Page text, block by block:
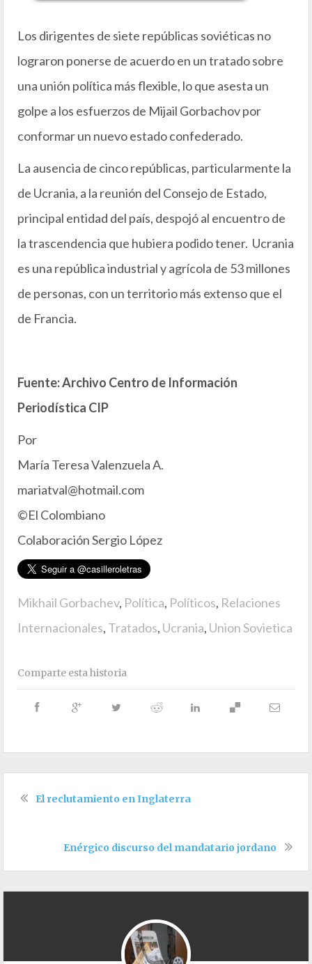
Los dirigentes de siete repúblicas soviéticas no
lograron ponerse de acuerdo en un tratado sobre
una unión política más flexible, lo que asesta un
golpe a los esfuerzos de Mijail Gorbachov por
conformar un nuevo estado confederado.
La ausencia de cinco repúblicas, particularmente la
de Ucrania, a la reunión del Consejo de Estado,
principal entidad del país, despojó al encuentro de
la trascendencia que hubiera podido tener. Ucrania
es una república industrial y agrícola de 53 millones
de personas, con un territorio más extenso que el
de Francia.
Fuente: Archivo Centro de Información
Periodística CIP
Por
María Teresa Valenzuela A.
mariatval@hotmail.com
©El Colombiano
Colaboración Sergio López
Mikhail Gorbachev, Política, Políticos, Relaciones
Internacionales, Tratados, Ucrania, Union Sovietica
Comparte esta historia
El reclutamiento en Inglaterra
Enérgico discurso del mandatario jordano